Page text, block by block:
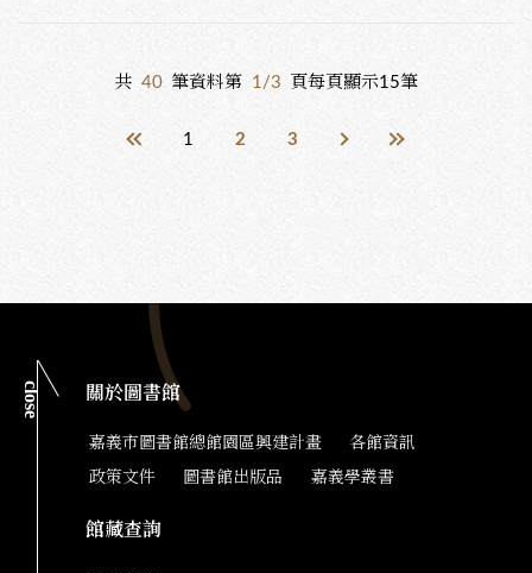
共 40 筆資料第 1/3 頁每頁顯示15筆
1 2 3
close 關於圖書館
嘉義市圖書館總館園區興建計畫 各館資訊
政策文件 圖書館出版品 嘉義學叢書
館藏查詢